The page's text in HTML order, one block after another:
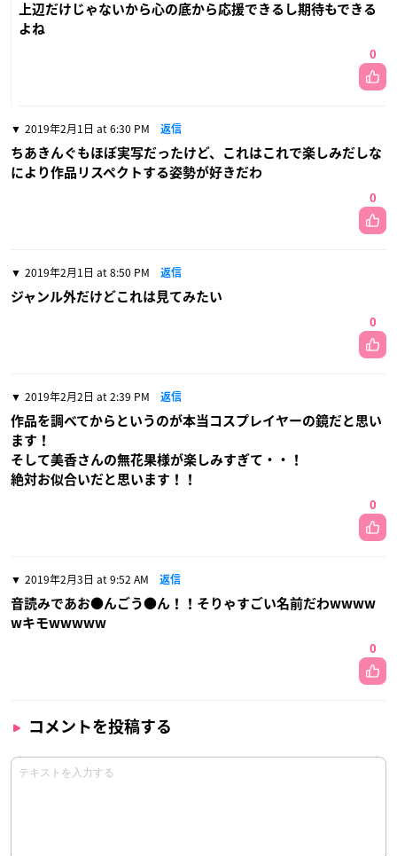
上辺だけじゃないから心の底から応援できるし期待もできる
よね
0
2019年2月1日 at 6:30 PM 返信
ちあきんぐもほぼ実写だったけど、これはこれで楽しみだしな
により作品リスペクトする姿勢が好きだわ
0
2019年2月1日 at 8:50 PM 返信
ジャンル外だけどこれは見てみたい
0
2019年2月2日 at 2:39 PM 返信
作品を調べてからというのが本当コスプレイヤーの鏡だと思い
ます！
そして美香さんの無花果様が楽しみすぎて・・！
絶対お似合いだと思います！！
0
2019年2月3日 at 9:52 AM 返信
音読みであお●んごう●ん！！そりゃすごい名前だわwwww
wキモwwwww
0
コメントを投稿する